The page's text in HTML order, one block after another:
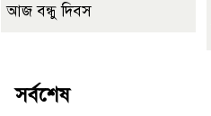
আজ বন্ধু দিবস
সর্বশেষ